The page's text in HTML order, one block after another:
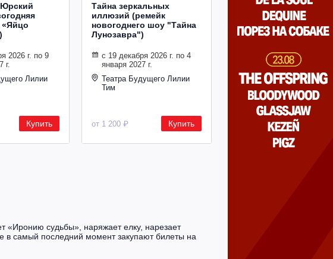
«Яйцо
2026 г. по 9
г.
Лилии
Купить
Тайна зеркальных
иллюзий (ремейк
новогоднего шоу "Тайна
Лунозавра")
с 19 декабря 2026 г. по 4
января 2027 г.
Театра Будущего Лилии
Тим
от 1 200 ₽ Купить
«Иронию судьбы», наряжает елку, нарезает
в самый последний момент закупают билеты на